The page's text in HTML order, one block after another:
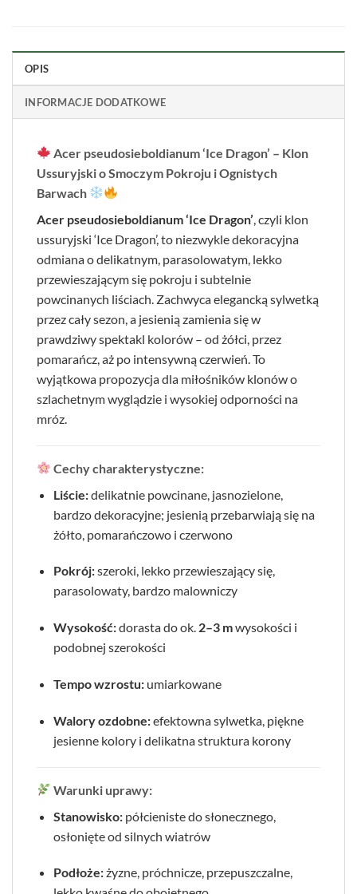
OPIS
INFORMACJE DODATKOWE
Acer pseudosieboldianum ‘Ice Dragon’ – Klon
Ussuryjski o Smoczym Pokroju i Ognistych
Barwach
Acer pseudosieboldianum ‘Ice Dragon’, czyli klon
ussuryjski ‘Ice Dragon’, to niezwykle dekoracyjna
odmiana o delikatnym, parasolowatym, lekko
przewieszającym się pokroju i subtelnie
powcinanych liściach. Zachwyca elegancką sylwetką
przez cały sezon, a jesienią zamienia się w
prawdziwy spektakl kolorów – od żółci, przez
pomarańcz, aż po intensywną czerwień. To
wyjątkowa propozycja dla miłośników klonów o
szlachetnym wyglądzie i wysokiej odporności na
mróz.
Cechy charakterystyczne:
Liście:delikatnie powcinane, jasnozielone,
bardzo dekoracyjne; jesienią przebarwiają się na
żółto, pomarańczowo i czerwono
Pokrój:szeroki, lekko przewieszający się,
parasolowaty, bardzo malowniczy
Wysokość:dorasta do ok. 2–3 mwysokości i
podobnej szerokości
Tempo wzrostu:umiarkowane
Walory ozdobne:efektowna sylwetka, piękne
jesienne kolory i delikatna struktura korony
Warunki uprawy:
Stanowisko:półcieniste do słonecznego,
osłonięte od silnych wiatrów
Podłoże:żyzne, próchnicze, przepuszczalne,